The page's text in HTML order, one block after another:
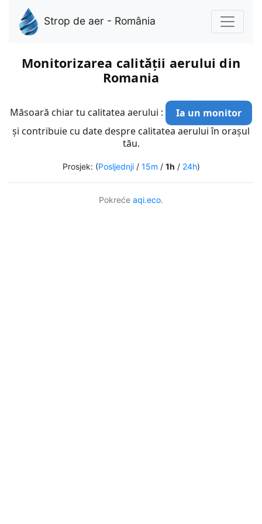
Strop de aer - România
Monitorizarea calității aerului din
Romania
Măsoară chiar tu calitatea aerului :
Ia un monitor
și contribuie cu date despre calitatea aerului în orașul
tău.
Prosjek: (Posljednji/ 15m / 1h / 24h)
Pokreće aqi.eco.